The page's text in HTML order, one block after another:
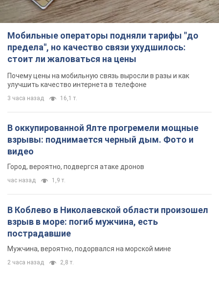
Мобильные операторы подняли тарифы "до
предела", но качество связи ухудшилось:
стоит ли жаловаться на цены
Почему цены на мобильную связь выросли в разы и как
улучшить качество интернета в телефоне
3 часа назад 16,1 т.
В оккупированной Ялте прогремели мощные
взрывы: поднимается черный дым. Фото и
видео
Город, вероятно, подвергся атаке дронов
час назад 1,9 т.
В Коблево в Николаевской области произошел
взрыв в море: погиб мужчина, есть
пострадавшие
Мужчина, вероятно, подорвался на морской мине
2 часа назад 2,8 т.